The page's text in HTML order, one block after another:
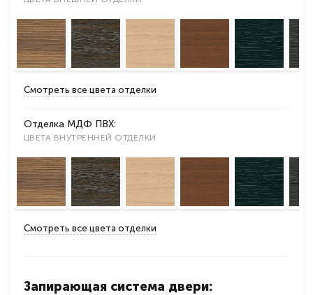
Смотреть все цвета отделки
Отделка МДФ ПВХ:
ЦВЕТА ВНУТРЕННЕЙ ОТДЕЛКИ
Смотреть все цвета отделки
Запирающая система двери: